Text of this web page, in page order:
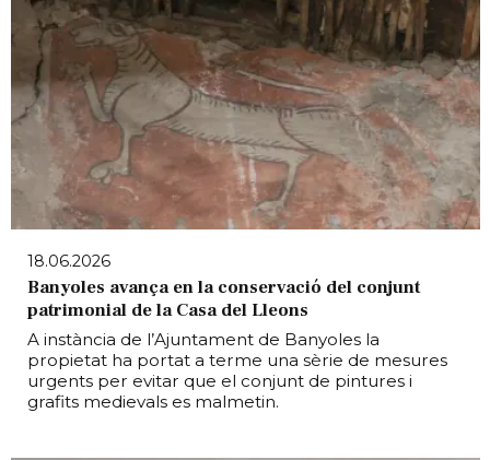
18.06.2026
Banyoles avança en la conservació del conjunt
patrimonial de la Casa del Lleons
A instància de l’Ajuntament de Banyoles la
propietat ha portat a terme una sèrie de mesures
urgents per evitar que el conjunt de pintures i
grafits medievals es malmetin.